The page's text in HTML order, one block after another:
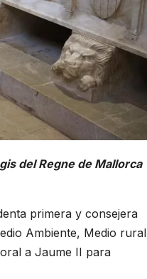
del Regne de Mallorca
primera y consejera
Ambiente, Medio rural
a Jaume II para